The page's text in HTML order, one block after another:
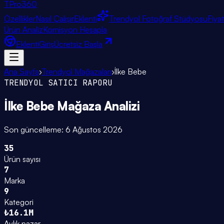
TPro360
ÖzelliklerNasıl ÇalışırEklenti Trendyol Fotoğraf Stüdyosu
Ürün AnalizKomisyon Hesapla
EklentiGirişÜcretsiz Başla
Ana Sayfa›Trendyol Mağazaları›İlke Bebe
TRENDYOL SATICI RAPORU
İlke Bebe Mağaza Analizi
Son güncelleme: 6 Ağustos 2026
35
Ürün sayısı
7
Marka
9
Kategori
₺16.1M